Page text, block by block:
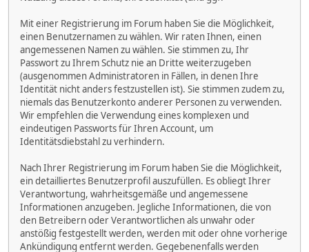
Mit einer Registrierung im Forum haben Sie die Möglichkeit,
einen Benutzernamen zu wählen. Wir raten Ihnen, einen
angemessenen Namen zu wählen. Sie stimmen zu, Ihr
Passwort zu Ihrem Schutz nie an Dritte weiterzugeben
(ausgenommen Administratoren in Fällen, in denen Ihre
Identität nicht anders festzustellen ist). Sie stimmen zudem zu,
niemals das Benutzerkonto anderer Personen zu verwenden.
Wir empfehlen die Verwendung eines komplexen und
eindeutigen Passworts für Ihren Account, um
Identitätsdiebstahl zu verhindern.
Nach Ihrer Registrierung im Forum haben Sie die Möglichkeit,
ein detailliertes Benutzerprofil auszufüllen. Es obliegt Ihrer
Verantwortung, wahrheitsgemäße und angemessene
Informationen anzugeben. Jegliche Informationen, die von
den Betreibern oder Verantwortlichen als unwahr oder
anstößig festgestellt werden, werden mit oder ohne vorherige
Ankündigung entfernt werden. Gegebenenfalls werden